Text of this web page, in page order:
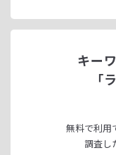
キー
「
無料で利用
調査し